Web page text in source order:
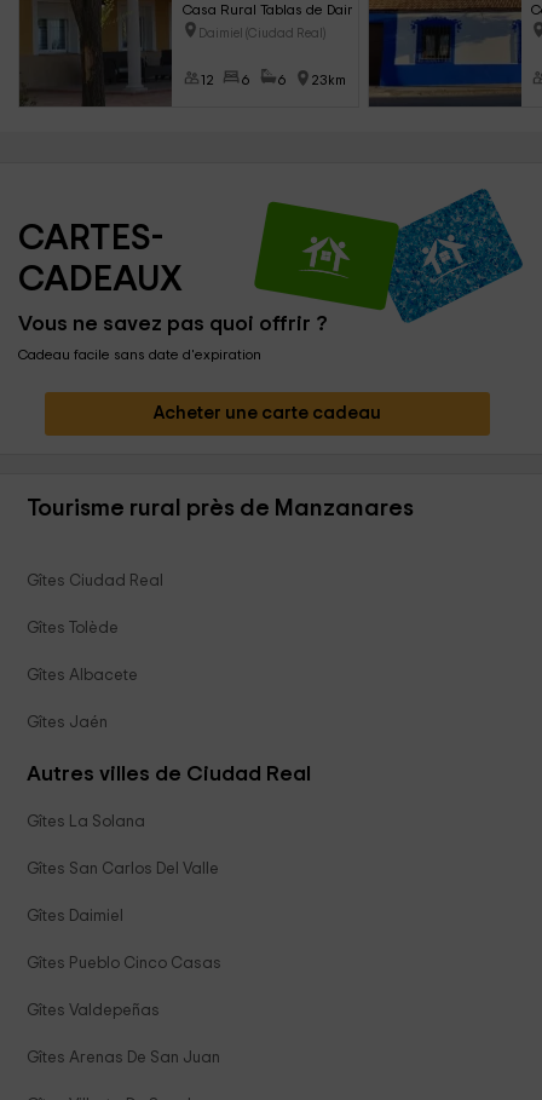
Casa Rural Tablas de Daimiel
Daimiel (Ciudad Real)
12 6 6 23km
CARTES-
CADEAUX
Vous ne savez pas quoi offrir ?
Cadeau facile sans date d'expiration
Acheter une carte cadeau
Tourisme rural près de Manzanares
Gîtes Ciudad Real
Gîtes Tolède
Gîtes Albacete
Gîtes Jaén
Autres villes de Ciudad Real
Gîtes La Solana
Gîtes San Carlos Del Valle
Gîtes Daimiel
Gîtes Pueblo Cinco Casas
Gîtes Valdepeñas
Gîtes Arenas De San Juan